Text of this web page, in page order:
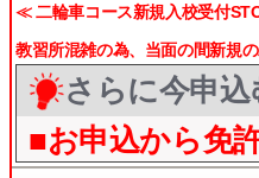
≪ 二輪車コース新規入校受付
教習所混雑の為、当面の間新規
さらに今申
■お申込から免